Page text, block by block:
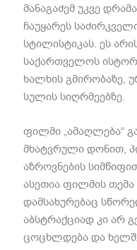
მანაგაძემ უკვე
ჩაუყარეს
სტილისტიკას. ეს
საქართველოს
ხალხის გმირობაზე,
სულის სიღრმეებზე.
ფილმი „ამაღლება“
მხატვრული დონით,
აზროვნების
ასეთია ფილმის
დამსახურებაც
აბსტრაქციად კი არ
ცოცხლდება და